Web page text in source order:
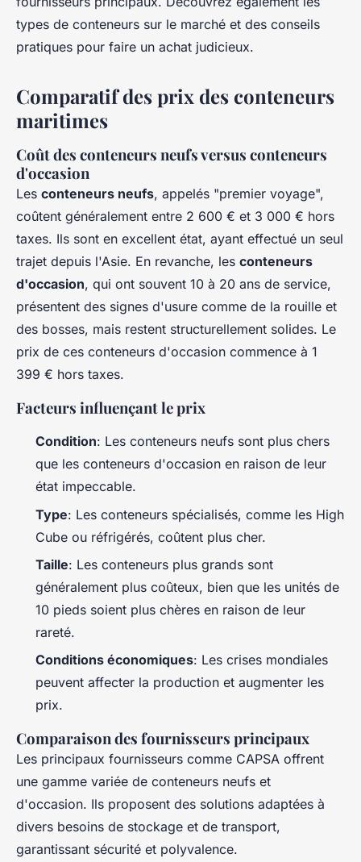
types de conteneurs sur le marché et des conseils
pratiques pour faire un achat judicieux.
Comparatif des prix des conteneurs
maritimes
Coût des conteneurs neufs versus conteneurs
d'occasion
Les conteneurs neufs, appelés "premier voyage",
coûtent généralement entre 2 600 € et 3 000 € hors
taxes. Ils sont en excellent état, ayant effectué un seul
trajet depuis l'Asie. En revanche, les conteneurs
d'occasion, qui ont souvent 10 à 20 ans de service,
présentent des signes d'usure comme de la rouille et
des bosses, mais restent structurellement solides. Le
prix de ces conteneurs d'occasion commence à 1
399 € hors taxes.
Facteurs influençant le prix
Condition: Les conteneurs neufs sont plus chers
que les conteneurs d'occasion en raison de leur
état impeccable.
Type: Les conteneurs spécialisés, comme les High
Cube ou réfrigérés, coûtent plus cher.
Taille: Les conteneurs plus grands sont
généralement plus coûteux, bien que les unités de
10 pieds soient plus chères en raison de leur
rareté.
Conditions économiques: Les crises mondiales
peuvent affecter la production et augmenter les
prix.
Comparaison des fournisseurs principaux
Les principaux fournisseurs comme CAPSA offrent
une gamme variée de conteneurs neufs et
d'occasion. Ils proposent des solutions adaptées à
divers besoins de stockage et de transport,
garantissant sécurité et polyvalence.